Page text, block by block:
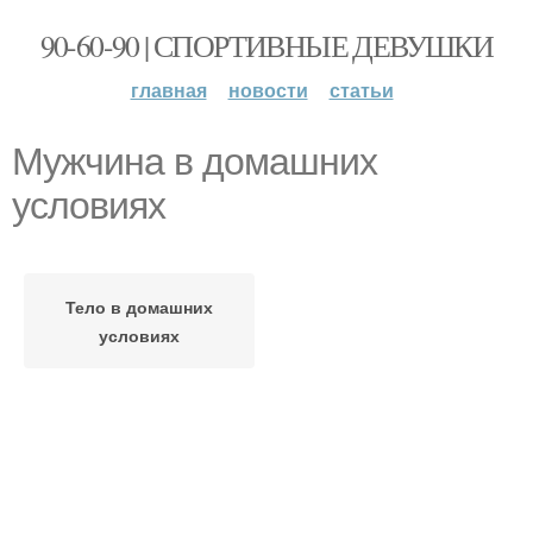
90-60-90 | СПОРТИВНЫЕ ДЕВУШКИ
главная новости статьи
Мужчина в домашних
условиях
Тело в домашних
условиях